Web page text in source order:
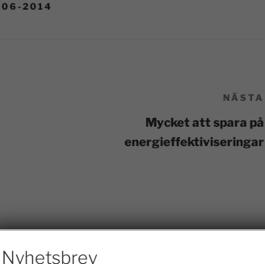
2014
NÄSTA
Mycket att spara på
energieffektiviseringar
Nyhetsbrev